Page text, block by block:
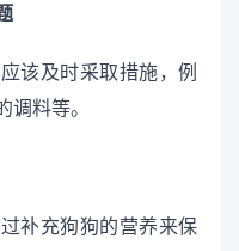
该及时采取措施，例
料等。
补充狗狗的营养来保